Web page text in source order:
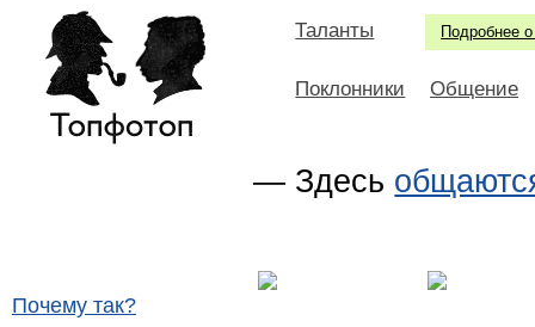
Подробнее о
Таланты
Поклонники Общение
— Здесь
Почему так?